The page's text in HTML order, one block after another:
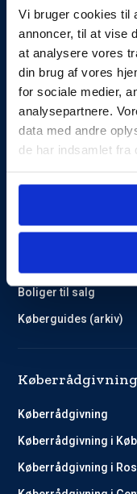
Vi bruger cookies til
annoncer, til at vise
at analysere vores
din brug af vores
for sociale medier,
analysepartnere.
data med andre
de har indsamlet fra
Om Bomae
Kontakt
Karriere
Mød Rådgiverne
Boliger til salg
Køberguides (arkiv)
Køberrådgivning
Køberrådgivning
Køberrådgivning i
Køberrådgivning i